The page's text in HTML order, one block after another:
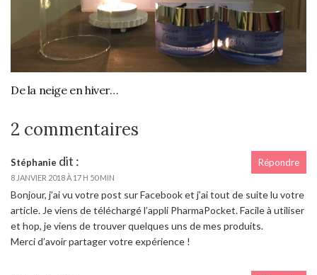
De la neige en hiver…
2 commentaires
Stéphanie dit :
8 JANVIER 2018 À 17 H 50 MIN
Bonjour, j’ai vu votre post sur Facebook et j’ai tout de suite lu votre
article. Je viens de téléchargé l’appli PharmaPocket. Facile à utiliser
et hop, je viens de trouver quelques uns de mes produits.
Merci d’avoir partager votre expérience !
Répondre